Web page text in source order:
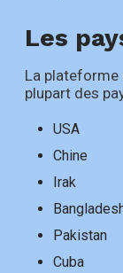
Les
La plateforme
plupart des
USA
Chine
Irak
Pakistan
Cuba